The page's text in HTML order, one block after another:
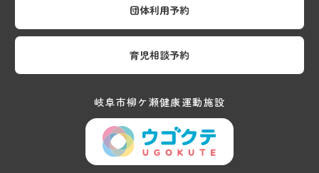
団体利用予約
育児相談予約
岐阜市柳ケ瀬健康運動施設